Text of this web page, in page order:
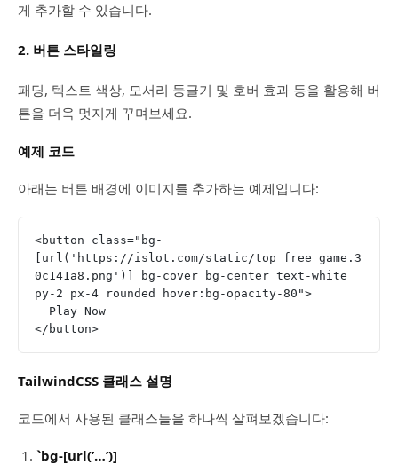
게 추가할 수 있습니다.
2. 버튼 스타일링
패딩, 텍스트 색상, 모서리 둥글기 및 호버 효과 등을 활용해 버
튼을 더욱 멋지게 꾸며보세요.
예제 코드
아래는 버튼 배경에 이미지를 추가하는 예제입니다:
<button class="bg-
[url('https://islot.com/static/top_free_game.3
0c141a8.png')] bg-cover bg-center text-white
py-2 px-4 rounded hover:bg-opacity-80">
  Play Now
</button>
TailwindCSS 클래스 설명
코드에서 사용된 클래스들을 하나씩 살펴보겠습니다:
`bg-[url(’…’)]